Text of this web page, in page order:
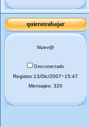
quierotrabajar
Nuev@
Desconectado
Registro:13/Dic/2007~15:47
Mensajes: 320